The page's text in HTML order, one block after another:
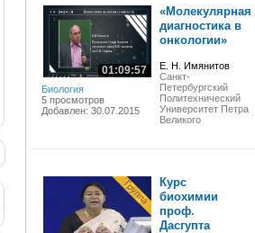
01:09:57
Биология
5 просмотров
Добавлен: 30.07.2015
«Молекулярная
диагностика в
онкологии»
Е. Н. Имянитов
Санкт-
Петербургский
Политехнический
Университет Петра
Великого
Курс
биохимии
проф.
Дасгупта